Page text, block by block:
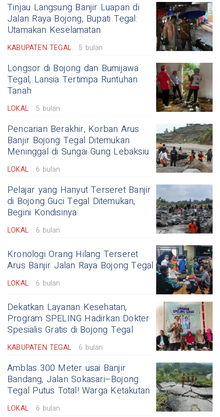
Tinjau Langsung Banjir Luapan di
Jalan Raya Bojong, Bupati Tegal:
Utamakan Keselamatan
KABUPATEN TEGAL 5 bulan
Longsor di Bojong dan Bumijawa
Tegal, Lansia Tertimpa Runtuhan
Tanah
LOKAL 5 bulan
Pencarian Berakhir, Korban Arus
Banjir Bojong Tegal Ditemukan
Meninggal di Sungai Gung Lebaksiu
LOKAL 6 bulan
Pelajar yang Hanyut Terseret Banjir
di Bojong Guci Tegal Ditemukan,
Begini Kondisinya
LOKAL 6 bulan
Kronologi Orang Hilang Terseret
Arus Banjir Jalan Raya Bojong Tegal
LOKAL 6 bulan
Dekatkan Layanan Kesehatan,
Program SPELING Hadirkan Dokter
Spesialis Gratis di Bojong Tegal
KABUPATEN TEGAL 6 bulan
Amblas 300 Meter usai Banjir
Bandang, Jalan Sokasari–Bojong
Tegal Putus Total! Warga Ketakutan
LOKAL 6 bulan